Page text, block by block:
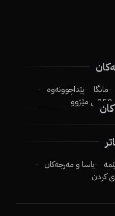
مانگا
پێداچوونەوە
250ـی مێژوو
یاسا و مەرجەکان
کردن